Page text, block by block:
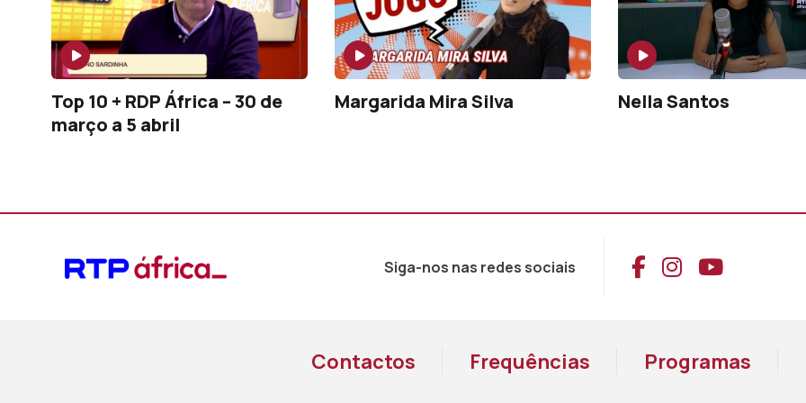
Top 10 + RDP África – 30 de
março a 5 abril
Margarida Mira Silva Nella Santos
Siga-nos nas redes sociais Aceder ao
Aceder ao
Aceder
Contactos Frequências Programas